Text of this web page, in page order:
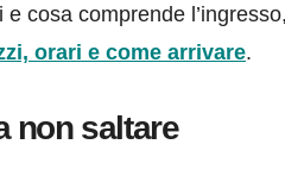
cosa comprende
orari e come arrivare.
non saltare